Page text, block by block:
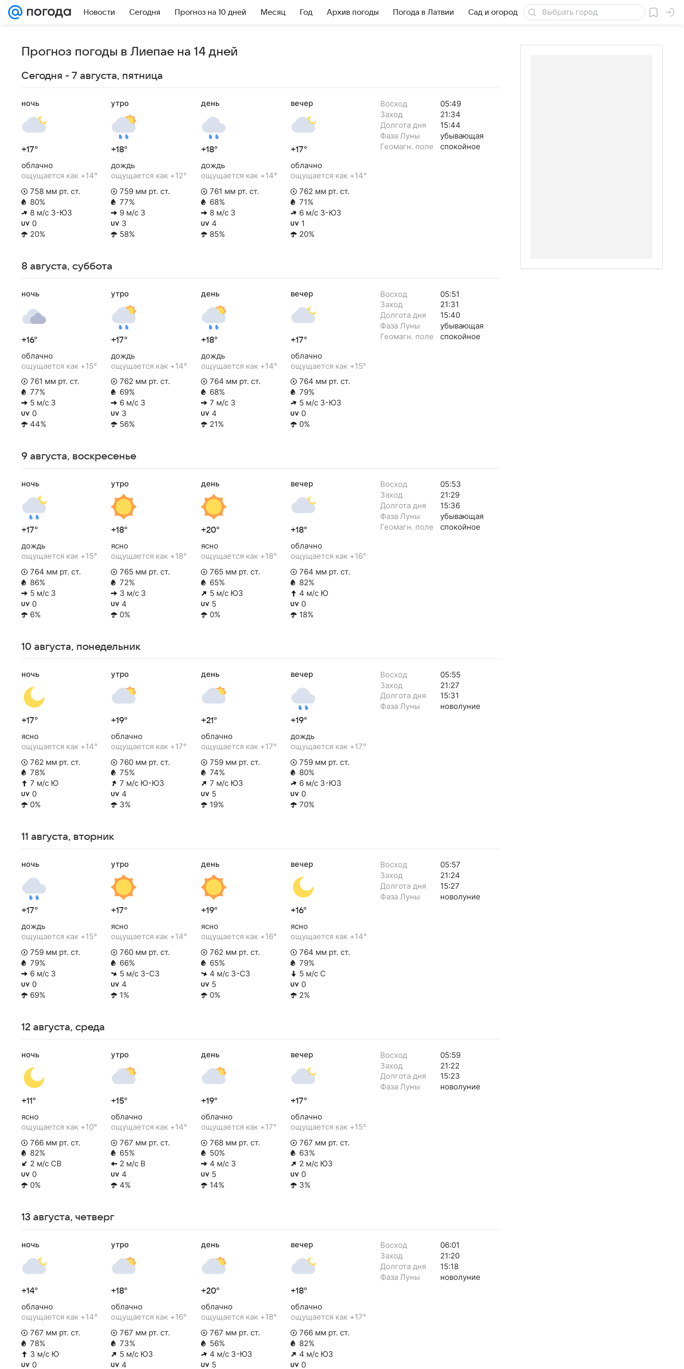
Новости Сегодня Прогноз на 10 дней Месяц Год Архив погоды Погода в Латвии Сад и огород Товары для дачи
Прогноз погоды в Лиепае на 14 дней
Сегодня - 7 августа, пятница
ночь
+17°
облачно
ощущается как +14°
758 мм рт. ст.
80%
8 м/с З-ЮЗ
0
20%
утро
+18°
дождь
ощущается как +12°
759 мм рт. ст.
77%
9 м/с З
3
58%
день
+18°
дождь
ощущается как +14°
761 мм рт. ст.
68%
8 м/с З
4
85%
вечер
+17°
облачно
ощущается как +14°
762 мм рт. ст.
71%
6 м/с З-ЮЗ
1
20%
Восход
05:49
Заход
21:34
Долгота дня
15:44
Фаза Луны
убывающая
Геомагн. поле
спокойное
8 августа, суббота
ночь
+16°
облачно
ощущается как +15°
761 мм рт. ст.
77%
5 м/с З
0
44%
утро
+17°
дождь
ощущается как +14°
762 мм рт. ст.
69%
6 м/с З
3
56%
день
+18°
дождь
ощущается как +14°
764 мм рт. ст.
68%
7 м/с З
4
21%
вечер
+17°
облачно
ощущается как +15°
764 мм рт. ст.
79%
5 м/с З-ЮЗ
0
0%
Восход
05:51
Заход
21:31
Долгота дня
15:40
Фаза Луны
убывающая
Геомагн. поле
спокойное
9 августа, воскресенье
ночь
+17°
дождь
ощущается как +15°
764 мм рт. ст.
86%
5 м/с З
0
6%
утро
+18°
ясно
ощущается как +18°
765 мм рт. ст.
72%
3 м/с З
4
0%
день
+20°
ясно
ощущается как +18°
765 мм рт. ст.
65%
5 м/с ЮЗ
5
0%
вечер
+18°
облачно
ощущается как +16°
764 мм рт. ст.
82%
4 м/с Ю
0
18%
Восход
05:53
Заход
21:29
Долгота дня
15:36
Фаза Луны
убывающая
Геомагн. поле
спокойное
10 августа, понедельник
ночь
+17°
ясно
ощущается как +14°
762 мм рт. ст.
78%
7 м/с Ю
0
0%
утро
+19°
облачно
ощущается как +17°
760 мм рт. ст.
75%
7 м/с Ю-ЮЗ
4
3%
день
+21°
облачно
ощущается как +17°
759 мм рт. ст.
74%
7 м/с ЮЗ
5
19%
вечер
+19°
дождь
ощущается как +17°
759 мм рт. ст.
80%
6 м/с З-ЮЗ
0
70%
Восход
05:55
Заход
21:27
Долгота дня
15:31
Фаза Луны
новолуние
11 августа, вторник
ночь
+17°
дождь
ощущается как +15°
759 мм рт. ст.
79%
6 м/с З
0
69%
утро
+17°
ясно
ощущается как +14°
760 мм рт. ст.
66%
5 м/с З-СЗ
4
1%
день
+19°
ясно
ощущается как +16°
762 мм рт. ст.
65%
4 м/с З-СЗ
5
0%
вечер
+16°
ясно
ощущается как +14°
764 мм рт. ст.
79%
5 м/с С
0
2%
Восход
05:57
Заход
21:24
Долгота дня
15:27
Фаза Луны
новолуние
12 августа, среда
ночь
+11°
ясно
ощущается как +10°
766 мм рт. ст.
82%
2 м/с СВ
0
0%
утро
+15°
облачно
ощущается как +14°
767 мм рт. ст.
65%
2 м/с В
4
4%
день
+19°
облачно
ощущается как +17°
768 мм рт. ст.
50%
4 м/с З
5
14%
вечер
+17°
облачно
ощущается как +15°
767 мм рт. ст.
63%
2 м/с ЮЗ
0
3%
Восход
05:59
Заход
21:22
Долгота дня
15:23
Фаза Луны
новолуние
13 августа, четверг
ночь
+14°
облачно
ощущается как +14°
767 мм рт. ст.
78%
3 м/с Ю
0
утро
+18°
облачно
ощущается как +16°
767 мм рт. ст.
73%
5 м/с ЮЗ
4
день
+20°
облачно
ощущается как +18°
767 мм рт. ст.
56%
4 м/с З-ЮЗ
5
вечер
+18°
облачно
ощущается как +17°
766 мм рт. ст.
82%
4 м/с ЮЗ
0
Восход
06:01
Заход
21:20
Долгота дня
15:18
Фаза Луны
новолуние